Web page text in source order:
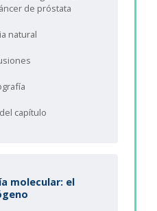
de próstata
natural
capítulo
molecular: el